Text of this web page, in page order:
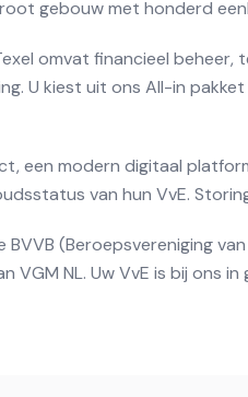
gebouw met honderd
omvat financieel beheer,
U kiest uit ons All-in
een modern digitaal
van hun VvE.
BVVB (Beroepsvereniging
VGM NL. Uw VvE is bij ons in